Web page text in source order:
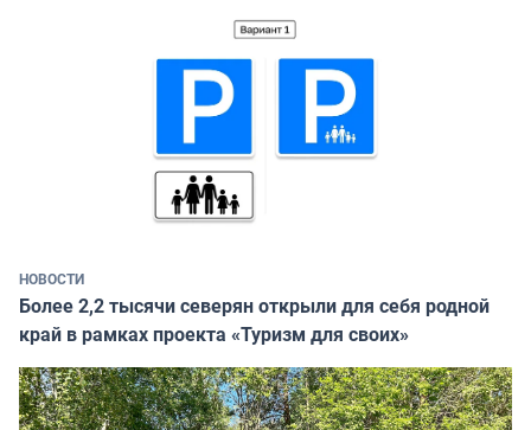
НОВОСТИ
Более 2,2 тысячи северян открыли для себя родной
край в рамках проекта «Туризм для своих»